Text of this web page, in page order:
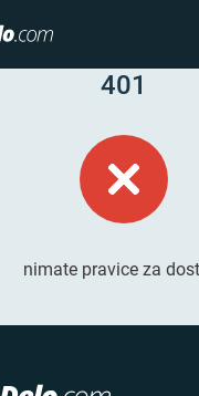
401
nimate pravice za